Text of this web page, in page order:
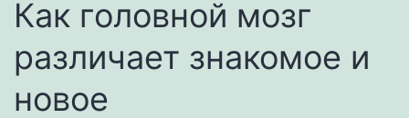
Как головной мозг
различает знакомое и
новое